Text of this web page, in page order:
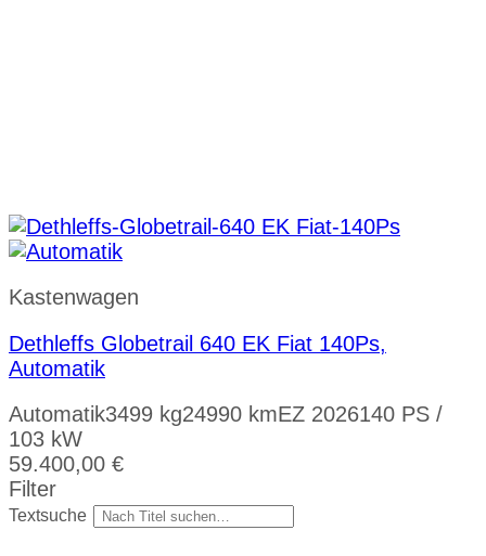
Kastenwagen
Dethleffs Globetrail 640 EK Fiat 140Ps,
Automatik
Automatik3499 kg24990 kmEZ 2026140 PS /
103 kW
59.400,00 €
Filter
Textsuche